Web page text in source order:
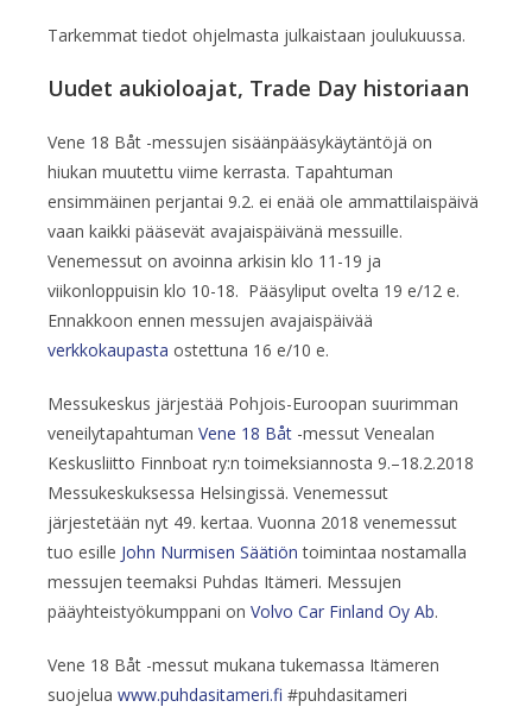
Tarkemmat tiedot ohjelmasta julkaistaan joulukuussa.
Uudet aukioloajat, Trade Day historiaan
Vene 18 Båt -messujen sisäänpääsykäytäntöjä on
hiukan muutettu viime kerrasta. Tapahtuman
ensimmäinen perjantai 9.2. ei enää ole ammattilaispäivä
vaan kaikki pääsevät avajaispäivänä messuille.
Venemessut on avoinna arkisin klo 11-19 ja
viikonloppuisin klo 10-18. Pääsyliput ovelta 19 e/12 e.
Ennakkoon ennen messujen avajaispäivää
verkkokaupasta ostettuna 16 e/10 e.
Messukeskus järjestää Pohjois-Euroopan suurimman
veneilytapahtuman Vene 18 Båt -messut Venealan
Keskusliitto Finnboat ry:n toimeksiannosta 9.–18.2.2018
Messukeskuksessa Helsingissä. Venemessut
järjestetään nyt 49. kertaa. Vuonna 2018 venemessut
tuo esille John Nurmisen Säätiön toimintaa nostamalla
messujen teemaksi Puhdas Itämeri. Messujen
pääyhteistyökumppani on Volvo Car Finland Oy Ab.
Vene 18 Båt -messut mukana tukemassa Itämeren
suojelua www.puhdasitameri.fi #puhdasitameri